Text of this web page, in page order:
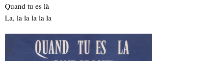
Quand tu es là
La, la la la la la